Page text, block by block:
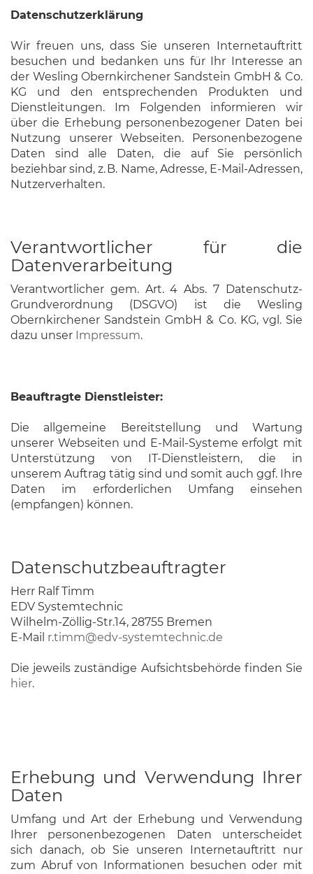
Datenschutzerklärung
Wir freuen uns, dass Sie unseren Internetauftritt
besuchen und bedanken uns für Ihr Interesse an
der Wesling Obernkirchener Sandstein GmbH & Co.
KG und den entsprechenden Produkten und
Dienstleitungen. Im Folgenden informieren wir
über die Erhebung personenbezogener Daten bei
Nutzung unserer Webseiten. Personenbezogene
Daten sind alle Daten, die auf Sie persönlich
beziehbar sind, z. B. Name, Adresse, E-Mail-Adressen,
Nutzerverhalten.
Verantwortlicher für die
Datenverarbeitung
Verantwortlicher gem. Art. 4 Abs. 7 Datenschutz-
Grundverordnung (DSGVO) ist die Wesling
Obernkirchener Sandstein GmbH & Co. KG, vgl. Sie
dazu unser Impressum.
Beauftragte Dienstleister:
Die allgemeine Bereitstellung und Wartung
unserer Webseiten und E-Mail-Systeme erfolgt mit
Unterstützung von IT-Dienstleistern, die in
unserem Auftrag tätig sind und somit auch ggf. Ihre
Daten im erforderlichen Umfang einsehen
(empfangen) können.
Datenschutzbeauftragter
Herr Ralf Timm
EDV Systemtechnic
Wilhelm-Zöllig-Str.14, 28755 Bremen
E-Mail r.timm@edv-systemtechnic.de
Die jeweils zuständige Aufsichtsbehörde finden Sie
hier.
Erhebung und Verwendung Ihrer
Daten
Umfang und Art der Erhebung und Verwendung
Ihrer personenbezogenen Daten unterscheidet
sich danach, ob Sie unseren Internetauftritt nur
zum Abruf von Informationen besuchen oder mit